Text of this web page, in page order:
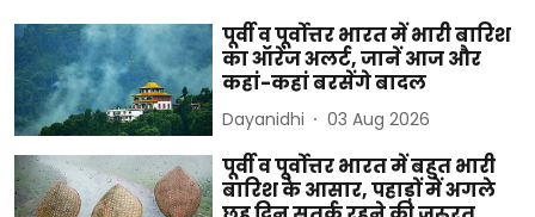
पूर्वी व पूर्वोत्तर भारत में भारी बारिश
का ऑरेंज अलर्ट, जानें आज और
कहां-कहां बरसेंगे बादल
Dayanidhi 03 Aug 2026
पूर्वी व पूर्वोत्तर भारत में बहुत भारी
बारिश के आसार, पहाड़ों में अगले